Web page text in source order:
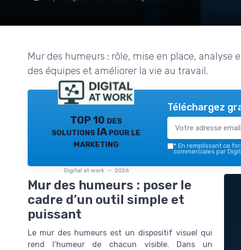
Mur des humeurs : rôle, mise en place, analyse
des équipes et améliorer la vie au travail.
TOP 10 des
solutions IA pour le
marketing
Digital at work — 2026
Téléchargez
* En remplissant ce
commerciales par
Mur des humeurs : poser le
cadre d’un outil simple et
puissant
Le mur des humeurs est un dispositif visuel qui
rend l’humeur de chacun visible. Dans un